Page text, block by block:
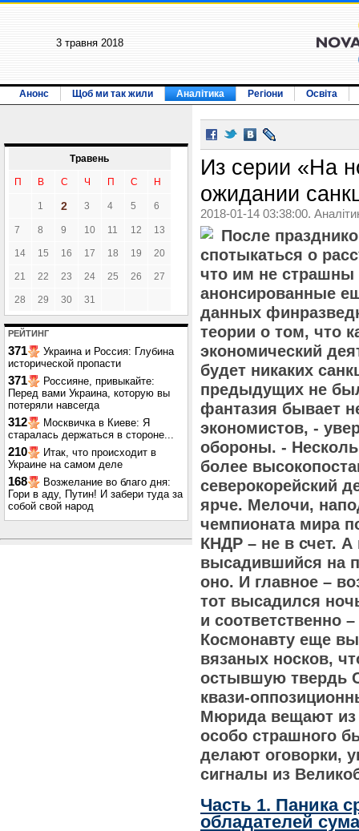
3 травня 2018
Анонс Щоб ми так жили Аналітика Регіони Освіта
Травень
П В С Ч П С Н
1 2 3 4 5 6
7 8 9 10 11 12 13
14 15 16 17 18 19 20
21 22 23 24 25 26 27
28 29 30 31
РЕЙТИНГ
371
Украина и Россия: Глубина
исторической пропасти
371
Россияне, привыкайте:
Перед вами Украина, которую вы
потеряли навсегда
312
Москвичка в Киеве: Я
старалась держаться в стороне...
210
Итак, что происходит в
Украине на самом деле
168
Возжелание во благо дня:
Гори в аду, Путин! И забери туда за
собой свой народ
Из серии «На
ожидании
2018-01-14 03:38:00.
После
спотыкаться о
что им не страшны
анонсированные
данных
теории о том, что
экономический
будет никаких
предыдущих не
фантазия бывает
экономистов, -
обороны. -
более
северокорейский
ярче. Мелочи,
чемпионата мира
КНДР – не в счет. А
высадившийся на
оно. И главное –
тот высадился
и соответственно
Космонавту еще
вязаных носков,
остывшую твердь
квази-
Мюрида вещают из
особо страшного
делают оговорки,
сигналы из
Часть 1. Паника
обладателей